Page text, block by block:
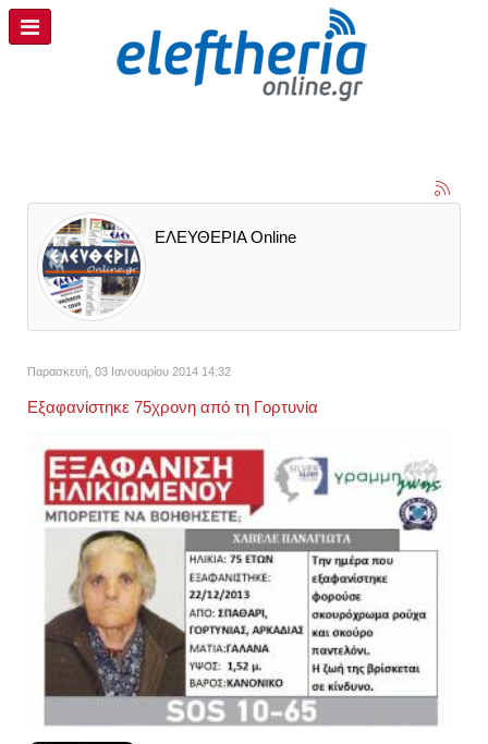
ΕΛΕΥΘΕΡΙΑ Online
Παρασκευή, 03 Ιανουαρίου 2014 14:32
Εξαφανίστηκε 75χρονη από τη Γορτυνία